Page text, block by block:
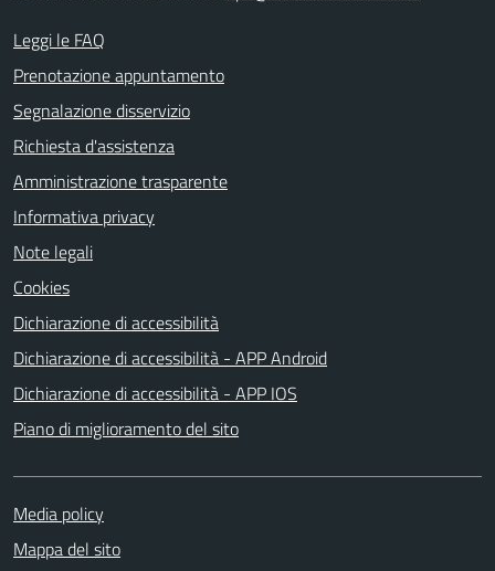
Leggi le FAQ
Prenotazione appuntamento
Segnalazione disservizio
Richiesta d'assistenza
Amministrazione trasparente
Informativa privacy
Note legali
Cookies
Dichiarazione di accessibilità
Dichiarazione di accessibilità - APP Android
Dichiarazione di accessibilità - APP IOS
Piano di miglioramento del sito
Media policy
Mappa del sito